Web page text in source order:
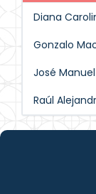
Diana
Gonzalo
José
Raúl